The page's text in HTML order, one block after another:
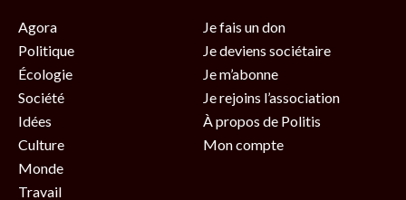
Agora
Politique
Écologie
Société
Idées
Culture
Monde
Travail
Je fais un don
Je deviens sociétaire
Je m’abonne
Je rejoins l’association
À propos de Politis
Mon compte